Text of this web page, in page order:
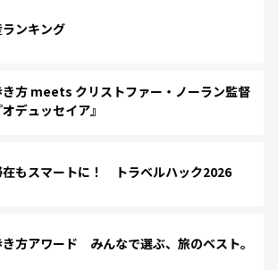
ンキング
方 meets クリストファー・ノーラン監督
デュッセイア』
在もスマートに！ トラベルハック2026
方アワード みんなで選ぶ、旅のベスト。